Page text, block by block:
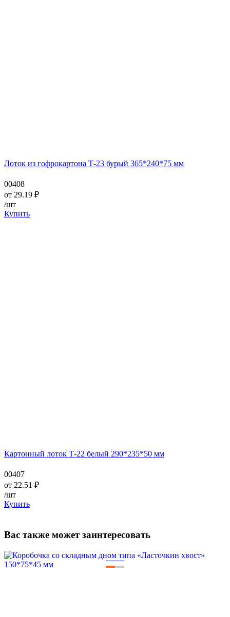
Лоток из гофрокартона Т-23 бурый 365*240*75 мм
00408
от 29.19 ₽
/шт
Купить
Картонный лоток Т-22 белый 290*235*50 мм
00407
от 22.51 ₽
/шт
Купить
Вас также может заинтересовать
——